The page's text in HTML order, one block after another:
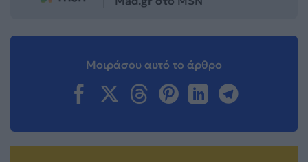
Μοιράσου αυτό το άρθρο